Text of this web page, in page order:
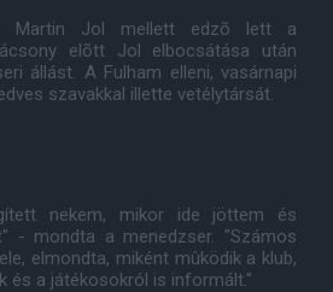
Martin Jol mellett edzõ lett a
elõtt Jol elbocsátása után
állást. A Fulham elleni, vasárnapi
szavakkal illette vetélytársát.
nekem, mikor ide jöttem és
- mondta a menedzser. "Számos
elmondta, miként mûködik a klub,
és a játékosokról is informált."